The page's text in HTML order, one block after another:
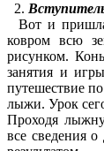
Вот и
ковром всю
рисунком.
занятия и
путешествие
лыжи. Урок
Проходя
все сведения